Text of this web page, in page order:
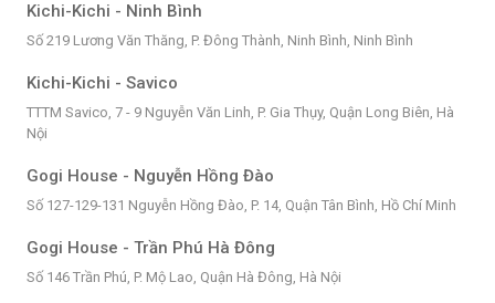
Kichi-Kichi - Ninh Bình
Số 219 Lương Văn Thăng, P. Đông Thành, Ninh Bình, Ninh Bình
Kichi-Kichi - Savico
TTTM Savico, 7 - 9 Nguyễn Văn Linh, P. Gia Thụy, Quận Long Biên, Hà
Nội
Gogi House - Nguyễn Hồng Đào
Số 127-129-131 Nguyễn Hồng Đào, P. 14, Quận Tân Bình, Hồ Chí Minh
Gogi House - Trần Phú Hà Đông
Số 146 Trần Phú, P. Mộ Lao, Quận Hà Đông, Hà Nội